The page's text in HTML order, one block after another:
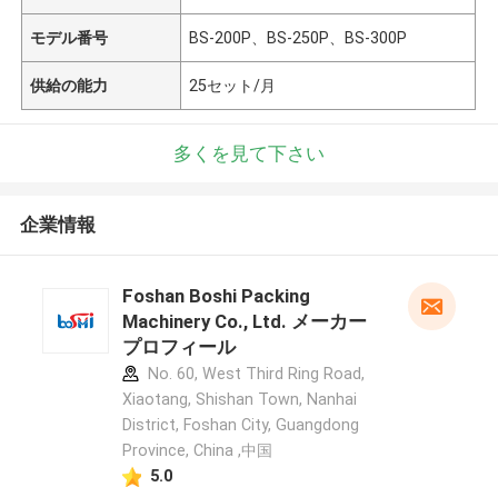
モデル番号 BS-200P、BS-250P、BS-300P
供給の能力 25セット/月
多くを見て下さい
企業情報
Foshan Boshi Packing
Machinery Co., Ltd. メーカー
プロフィール
No. 60, West Third Ring Road,
Xiaotang, Shishan Town, Nanhai
District, Foshan City, Guangdong
Province, China ,中国
5.0